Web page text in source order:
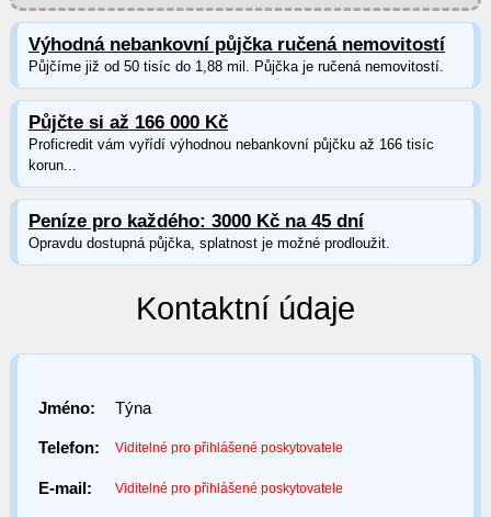
Výhodná nebankovní půjčka ručená nemovitostí
Půjčíme již od 50 tisíc do 1,88 mil. Půjčka je ručená nemovitostí.
Půjčte si až 166 000 Kč
Proficredit vám vyřídí výhodnou nebankovní půjčku až 166 tisíc
korun...
Peníze pro každého: 3000 Kč na 45 dní
Opravdu dostupná půjčka, splatnost je možné prodloužit.
Kontaktní údaje
Jméno: Týna
Telefon: Viditelné pro přihlášené poskytovatele
E-mail: Viditelné pro přihlášené poskytovatele